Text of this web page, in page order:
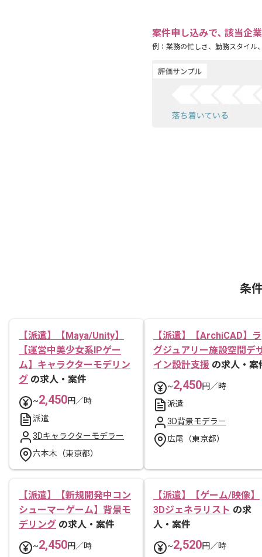
案件申し込みで､ 該当企
例：業務の忙しさ、勤務スタイル
条
【派遣】【Maya/Unity】
【運営中美少女系IPゲー
ム】キャラクターモデリン
グ の求人・案件
~2,450円／時
派遣
3Dキャラクターモデラー
六本木（東京都）
【派遣】【ArchiCAD】ラ
グジュアリー施設空間デ
イン設計支援 の求人・案
~2,450円／時
派遣
3D背景モデラー
広尾（東京都）
【派遣】【新規開発中コン
シューマーゲーム】背景モ
デリング の求人・案件
~2,450円／時
【派遣】【ゲーム/映像】
3Dジェネラリスト の求
人・案件
~2,520円／時